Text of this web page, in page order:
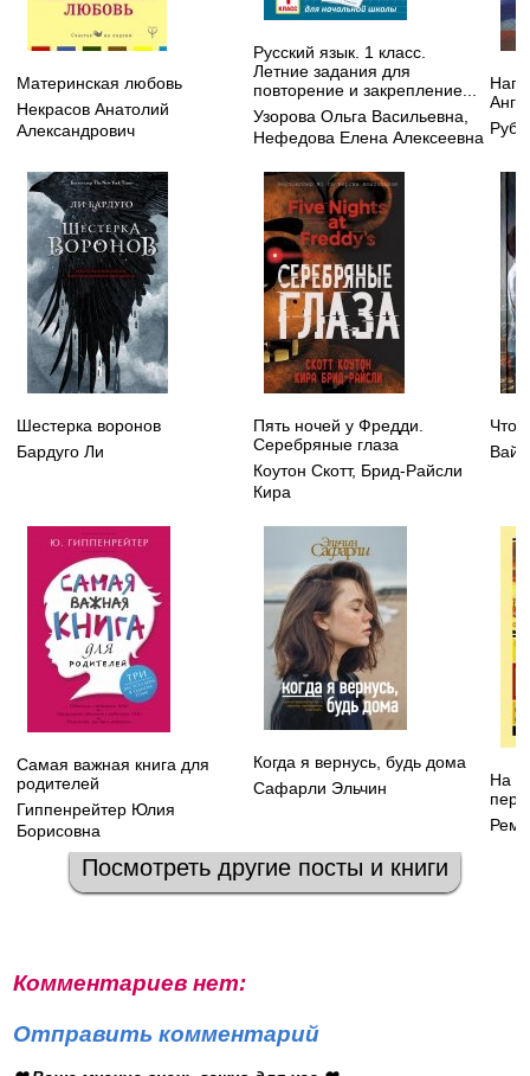
Материнская любовь
Некрасов Анатолий
Александрович
Русский язык. 1 класс.
Летние задания для
повторение и закрепление...
Узорова Ольга Васильевна,
Нефедова Елена Алексеевна
Шестерка воронов
Бардуго Ли
Пять ночей у Фредди.
Серебряные глаза
Коутон Скотт, Брид-Райсли
Кира
Что
Самая важная книга для
родителей
Гиппенрейтер Юлия
Борисовна
Когда я вернусь, будь дома
Сафарли Эльчин
На
Посмотреть другие посты и книги
Комментариев нет:
Отправить комментарий